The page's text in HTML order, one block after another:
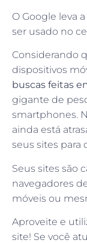
O Google leva
ser usado no
Considerando
dispositivos
buscas feitas
gigante de
smartphones.
ainda está
seus sites para
Seus sites são
navegadores
móveis ou
Aproveite e
site! Se você